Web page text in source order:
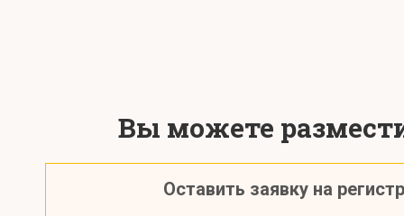
Вы можете
Оставить заявку на